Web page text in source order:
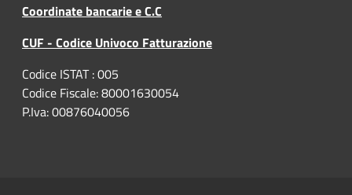
Coordinate bancarie e C.C
CUF - Codice Univoco Fatturazione
Codice ISTAT : 005
Codice Fiscale: 80001630054
P.Iva: 00876040056